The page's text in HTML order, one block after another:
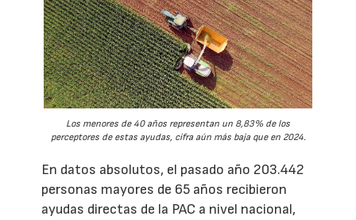
Los menores de 40 años representan un 8,83% de los
perceptores de estas ayudas, cifra aún más baja que en 2024.
En datos absolutos, el pasado año 203.442
personas mayores de 65 años recibieron
ayudas directas de la PAC a nivel nacional,